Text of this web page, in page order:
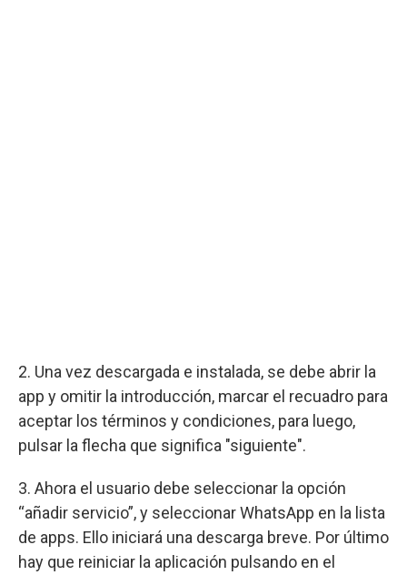
2. Una vez descargada e instalada, se debe abrir la
app y omitir la introducción, marcar el recuadro para
aceptar los términos y condiciones, para luego,
pulsar la flecha que significa "siguiente".
3. Ahora el usuario debe seleccionar la opción
“añadir servicio”, y seleccionar WhatsApp en la lista
de apps. Ello iniciará una descarga breve. Por último
hay que reiniciar la aplicación pulsando en el